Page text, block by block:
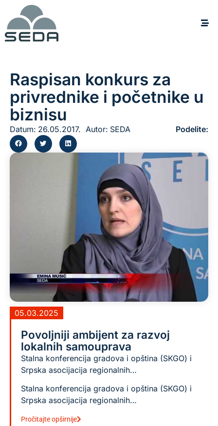
Raspisan konkurs za
privrednike i početnike u
biznisu
Datum: 26.05.2017. Autor: SEDA Podelite:
05.03.2025
Povoljniji ambijent za razvoj
lokalnih samouprava
Stalna konferencija gradova i opština (SKGO) i
Srpska asocijacija regionalnih…
Stalna konferencija gradova i opština (SKGO) i
Srpska asocijacija regionalnih…
Pročitajte opširnije